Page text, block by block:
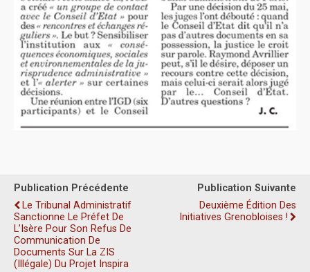
Publication Précédente
Le Tribunal Administratif
Sanctionne Le Préfet De
L’Isère Pour Son Refus De
Communication De
Documents Sur La ZIS
(illégale) Du Projet Inspira
Publication Suivante
Deuxième Édition Des
Initiatives Grenobloises !